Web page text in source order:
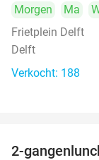
Morgen Ma
Frietplein Delft
Delft
Verkocht: 188
2-